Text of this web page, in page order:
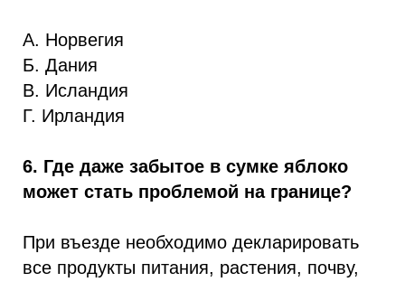
А. Норвегия
Б. Дания
В. Исландия
Г. Ирландия
6. Где даже забытое в сумке яблоко
может стать проблемой на границе?
При въезде необходимо декларировать
все продукты питания, растения, почву,